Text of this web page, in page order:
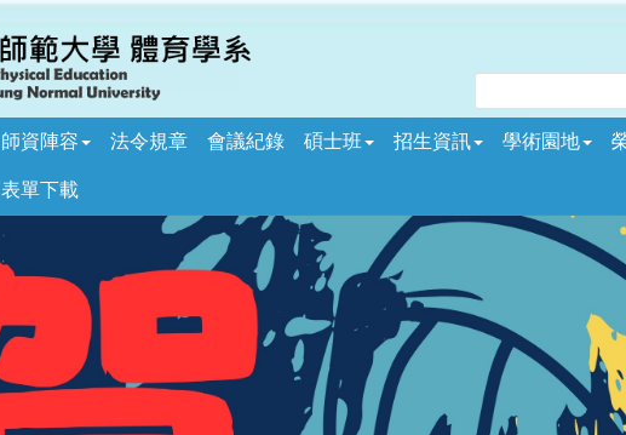
師資陣容 法令規章 會議紀錄 碩士班 招生資訊 學術園地
表單下載